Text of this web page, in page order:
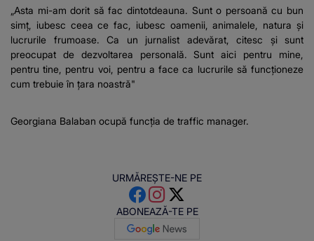
„Asta mi-am dorit să fac dintotdeauna. Sunt o persoană cu bun
simț, iubesc ceea ce fac, iubesc oamenii, animalele, natura și
lucrurile frumoase. Ca un jurnalist adevărat, citesc și sunt
preocupat de dezvoltarea personală. Sunt aici pentru mine,
pentru tine, pentru voi, pentru a face ca lucrurile să funcționeze
cum trebuie în țara noastră"
Georgiana Balaban ocupă funcția de traffic manager.
URMĂREȘTE-NE PE
ABONEAZĂ-TE PE